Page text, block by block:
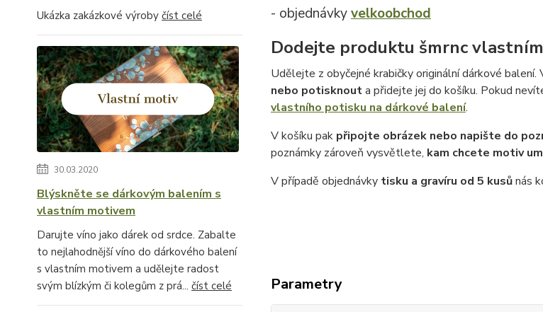
Ukázka zakázkové výroby číst celé
30.03.2020
Blýskněte se dárkovým balením s
vlastním motivem
Darujte víno jako dárek od srdce. Zabalte
to nejlahodnější víno do dárkového balení
s vlastním motivem a udělejte radost
svým blízkým či kolegům z prá... číst celé
- objednávkyvelkoobchod
Dodejte produktu šmrnc
Udělejte z obyčejné krabičky originální dárkové
nebo potisknouta přidejte jej do košíku. Pokud
vlastního potisku na dárkové balení.
V košíku pak připojte obrázek nebo napište do
poznámky zároveň vysvětlete, kam chcete motiv
V případě objednávky tisku a gravíru od 5 kusůnás
Parametry